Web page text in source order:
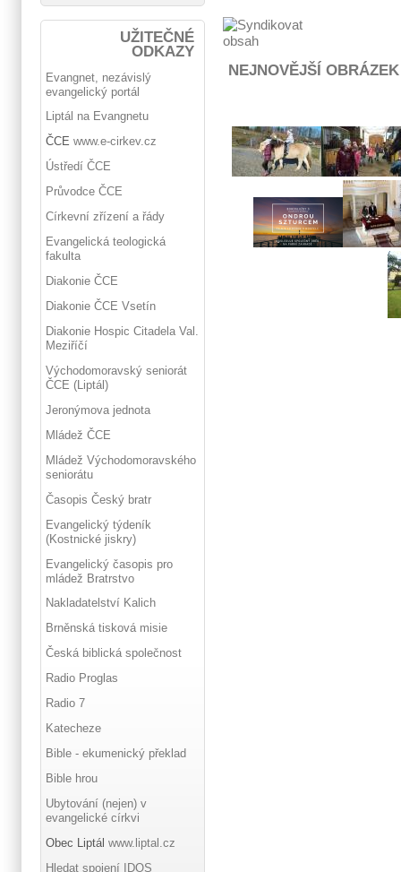
NEJNOVĚJŠÍ OBRÁZEK
UŽITEČNÉ
ODKAZY
Evangnet, nezávislý
evangelický portál
Liptál na Evangnetu
ČCE www.e-cirkev.cz
Ústředí ČCE
Průvodce ČCE
Církevní zřízení a řády
Evangelická teologická
fakulta
Diakonie ČCE
Diakonie ČCE Vsetín
Diakonie Hospic Citadela Val.
Meziříčí
Východomoravský seniorát
ČCE (Liptál)
Jeronýmova jednota
Mládež ČCE
Mládež Východomoravského
seniorátu
Časopis Český bratr
Evangelický týdeník
(Kostnické jiskry)
Evangelický časopis pro
mládež Bratrstvo
Nakladatelství Kalich
Brněnská tisková misie
Česká biblická společnost
Radio Proglas
Radio 7
Katecheze
Bible - ekumenický překlad
Bible hrou
Ubytování (nejen) v
evangelické církvi
Obec Liptál www.liptal.cz
Hledat spojení IDOS